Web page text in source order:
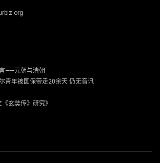
——元朝与清朝
青年被国保带走20余天 仍无音讯
玄奘传》研究》